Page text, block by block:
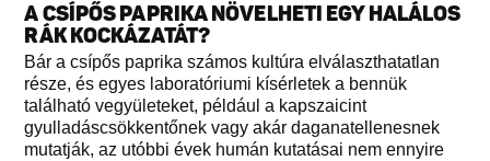
A CSÍPŐS PAPRIKA NÖVELHETI EGY HALÁLOS
RÁK KOCKÁZATÁT?
Bár a csípős paprika számos kultúra elválaszthatatlan
része, és egyes laboratóriumi kísérletek a bennük
található vegyületeket, például a kapszaicint
gyulladáscsökkentőnek vagy akár daganatellenesnek
mutatják, az utóbbi évek humán kutatásai nem ennyire